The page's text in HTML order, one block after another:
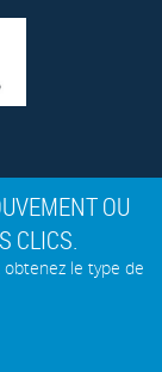
OU
CLICS.
le type de